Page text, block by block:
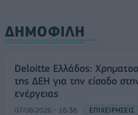
ΔΗΜΟΦΙΛΗ
Deloitte Ελλάδος:
της ΔΕΗ για την είσοδο
ενέργειας
07/08/2026 - 16:38 ΕΠΙΧΕΙΡΗΣΕΙΣ